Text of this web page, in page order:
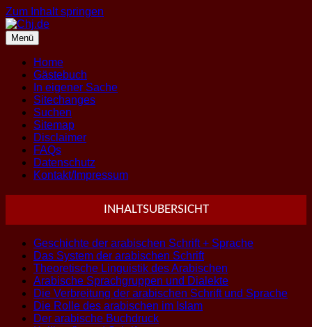
Zum Inhalt springen
Menü
Home
Gästebuch
In eigener Sache
Sitechanges
Suchen
Sitemap
Disclaimer
FAQs
Datenschutz
Kontakt/Impressum
INHALTSUBERSICHT
Geschichte der arabischen Schrift + Sprache
Das System der arabischen Schrift
Theoretische Linguistik des Arabischen
Arabische Sprachgruppen und Dialekte
Die Verbreitung der arabischen Schrift und Sprache
Die Rolle des arabischen im Islam
Der arabische Buchdruck